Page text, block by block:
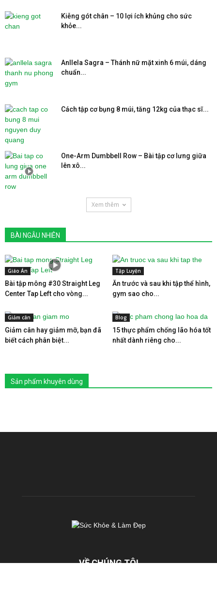
Kiễng gót chân – 10 lợi ích khủng cho sức
khỏe...
Anllela Sagra – Thánh nữ mặt xinh 6 múi, dáng
chuẩn...
Cách tập cơ bụng 8 múi, tăng 12kg của thạc sĩ...
One-Arm Dumbbell Row – Bài tập cơ lưng giữa
lên xô...
Xem thêm
BÀI NGẪU NHIÊN
Giáo Án
Bài tập mông #30 Straight Leg
Center Tap Left cho vòng...
Tập Luyện
Ăn trước và sau khi tập thể hình,
gym sao cho...
Giảm cân
Giảm cân hay giảm mỡ, bạn đã
biết cách phân biệt...
Blog
15 thực phẩm chống lão hóa tốt
nhất dành riêng cho...
Sản phẩm khuyên dùng
VỀ CHÚNG TÔI